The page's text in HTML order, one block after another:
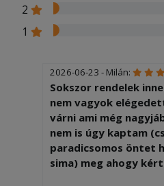
2
1
2026-06-23 - Milán:
Sokszor rendelek
nem vagyok
várni ami még
nem is úgy kaptam
paradicsomos öntet
sima) meg ahogy